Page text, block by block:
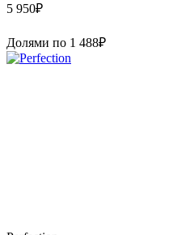
5 950₽
Долями по 1 488₽